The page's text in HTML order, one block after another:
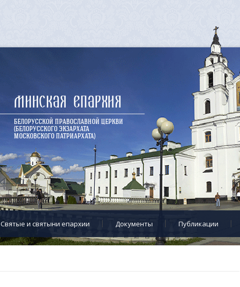
Минская епархия
БЕЛОРУССКОЙ ПРАВОСЛАВНОЙ ЦЕРКВИ
(БЕЛОРУССКОГО ЭКЗАРХАТА
МОСКОВСКОГО ПАТРИАРХАТА)
Cвятые и святыни епархии Документы Публикации